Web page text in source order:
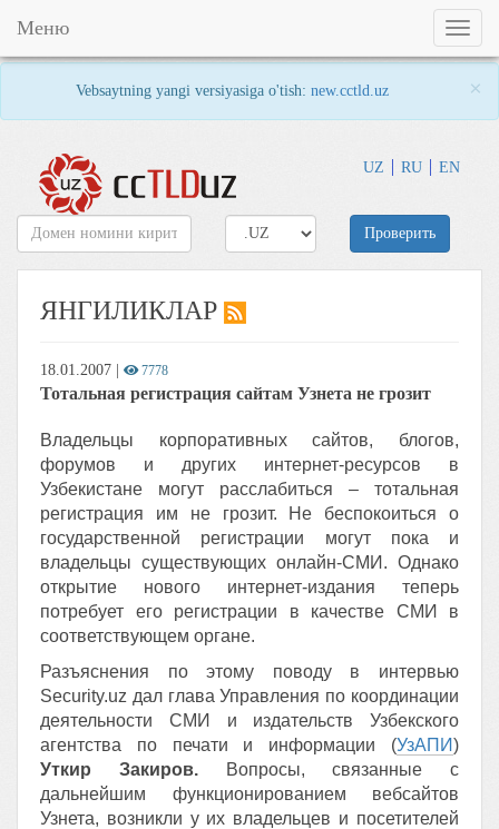
Vebsaytning yangi versiyasiga o'tish: new.cctld.uz ×
UZ RU EN
Toggle
Меню
Проверить
ЯНГИЛИКЛАР
18.01.2007 7778
Тотальная регистрация сайтам Узнета не грозит
Владельцы корпоративных сайтов, блогов,
форумов и других интернет-ресурсов в
Узбекистане могут расслабиться – тотальная
регистрация им не грозит. Не беспокоиться о
государственной регистрации могут пока и
владельцы существующих онлайн-СМИ. Однако
открытие нового интернет-издания теперь
потребует его регистрации в качестве СМИ в
соответствующем органе.
Разъяснения по этому поводу в интервью
Security.uz дал глава Управления по координации
деятельности СМИ и издательств Узбекского
агентства по печати и информации (УзАПИ)
Уткир Закиров.Вопросы, связанные с
дальнейшим функционированием вебсайтов
Узнета, возникли у их владельцев и посетителей